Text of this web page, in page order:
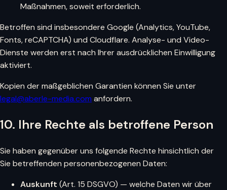
Maßnahmen, soweit erforderlich.
Betroffen sind insbesondere Google (Analytics, YouTube,
Fonts, reCAPTCHA) und Cloudflare. Analyse- und Video-
Dienste werden erst nach Ihrer ausdrücklichen Einwilligung
aktiviert.
Kopien der maßgeblichen Garantien können Sie unter
legal@aberle-media.com anfordern.
10. Ihre Rechte als betroffene Person
Sie haben gegenüber uns folgende Rechte hinsichtlich der
Sie betreffenden personenbezogenen Daten:
Auskunft (Art. 15 DSGVO) — welche Daten wir über